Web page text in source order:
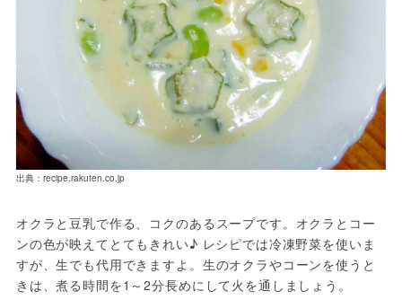
出典：recipe.rakuten.co.jp
オクラと豆乳で作る、コクのあるスープです。オクラとコー
ンの色が映えてとてもきれい♪ レシピでは冷凍野菜を使いま
すが、生でも代用できますよ。生のオクラやコーンを使うと
きは、煮る時間を1～2分長めにして火を通しましょう。